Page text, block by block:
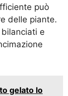
può
delle piante.
e
gelato lo